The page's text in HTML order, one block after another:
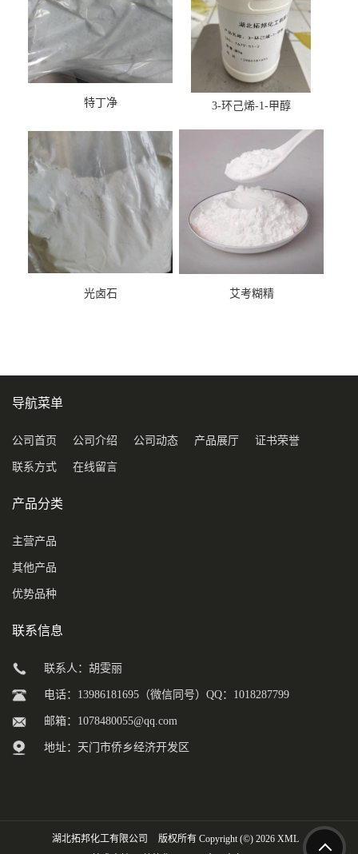
特丁净 3-环己烯-1-甲醇
光卤石 艾考糊精
导航菜单
公司首页 公司介绍 公司动态 产品展厅 证书荣誉
联系方式 在线留言
产品分类
主营产品
其他产品
优势品种
联系信息
联系人：胡雯丽
电话：13986181695（微信同号）QQ：1018287799
邮箱： 1078480055@qq.com
地址：天门市侨乡经济开发区
湖北拓邦化工有限公司 版权所有 Copyright (©) 2026 XML